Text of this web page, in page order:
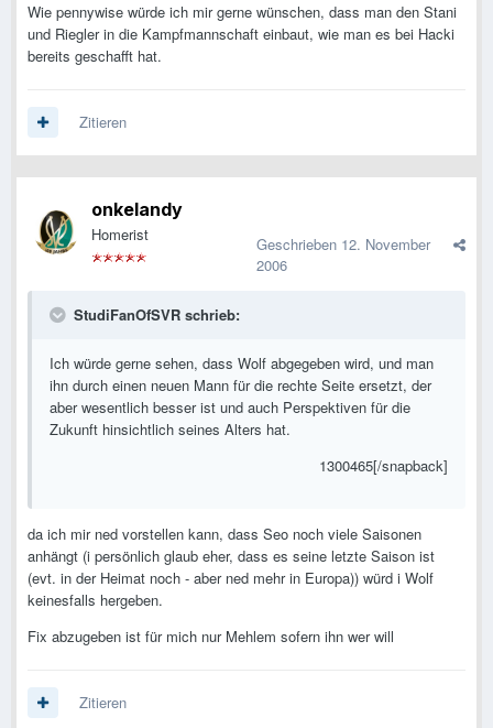
Wie pennywise würde ich mir gerne wünschen, dass man den Stani
und Riegler in die Kampfmannschaft einbaut, wie man es bei Hacki
bereits geschafft hat.
Zitieren
onkelandy
Homerist Geschrieben 12. November
2006
StudiFanOfSVR schrieb:
Ich würde gerne sehen, dass Wolf abgegeben wird, und man
ihn durch einen neuen Mann für die rechte Seite ersetzt, der
aber wesentlich besser ist und auch Perspektiven für die
Zukunft hinsichtlich seines Alters hat.
1300465[/snapback]
da ich mir ned vorstellen kann, dass Seo noch viele Saisonen
anhängt (i persönlich glaub eher, dass es seine letzte Saison ist
(evt. in der Heimat noch - aber ned mehr in Europa)) würd i Wolf
keinesfalls hergeben.
Fix abzugeben ist für mich nur Mehlem sofern ihn wer will
Zitieren